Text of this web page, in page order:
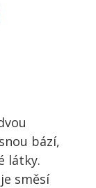
bází,
látky.
směsí